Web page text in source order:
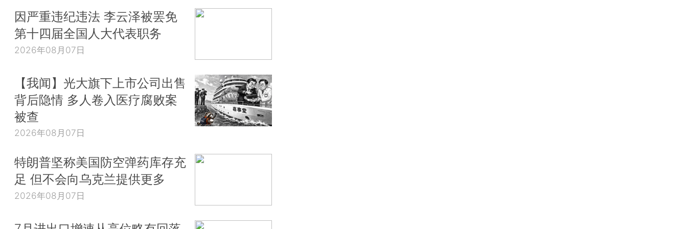
因严重违纪违法 李云泽被罢免
第十四届全国人大代表职务
2026年08月07日
【我闻】光大旗下上市公司出售
背后隐情 多人卷入医疗腐败案
被查
2026年08月07日
特朗普坚称美国防空弹药库存充
足 但不会向乌克兰提供更多
2026年08月07日